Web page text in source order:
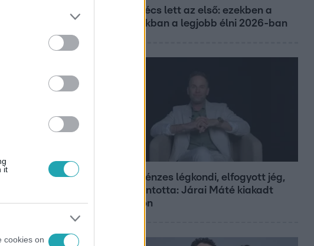
it
cookies on
Nem Bécs lett az első: ezekben a
városokban a legjobb élni 2026-ban
Pluszpénzes légkondi, elfogyott jég,
zöld rántotta: Járai Máté kiakadt
Siófokon